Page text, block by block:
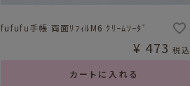
fufufu手帳 両面ﾘﾌｨﾙM6 ｸﾘｰﾑｿｰﾀﾞ
カートに入れる
¥ 473 税込